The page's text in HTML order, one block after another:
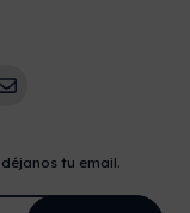
tu email.